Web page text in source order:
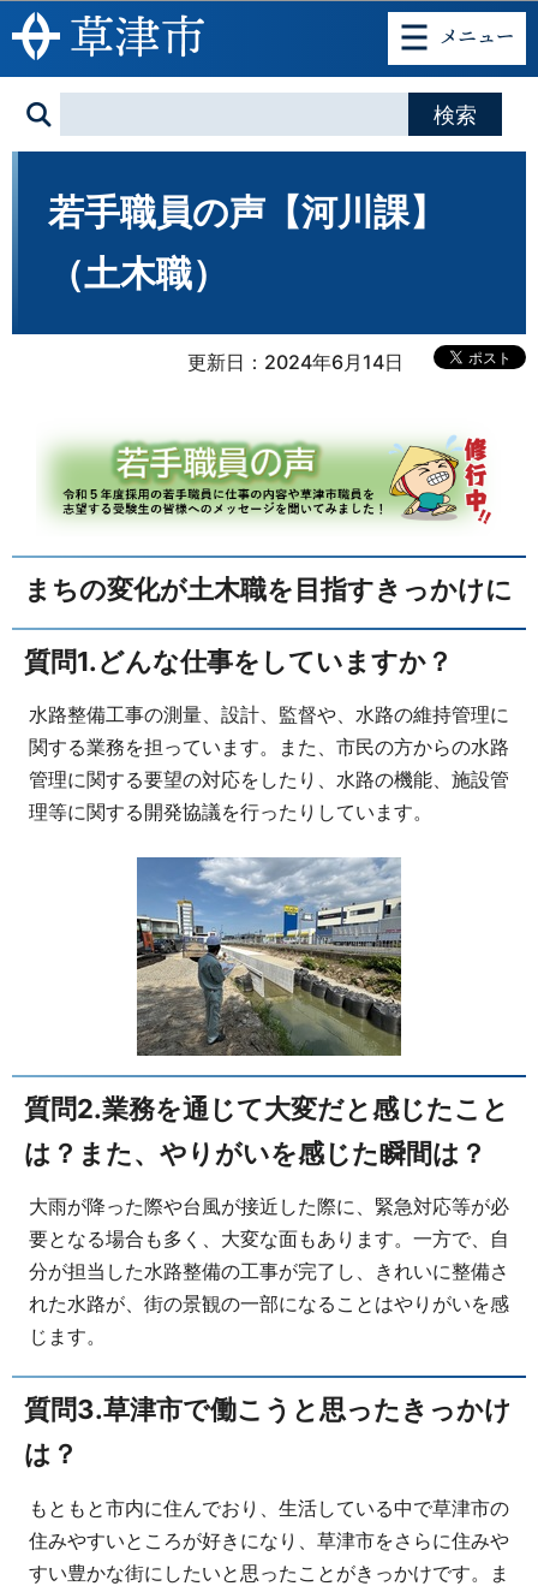
このページの本文へ移動
若手職員の声【河川課】
（土木職）
更新日：2024年6月14日
まちの変化が土木職を目指すきっかけに
質問1.どんな仕事をしていますか？
水路整備工事の測量、設計、監督や、水路の維持管理に
関する業務を担っています。また、市民の方からの水路
管理に関する要望の対応をしたり、水路の機能、施設管
理等に関する開発協議を行ったりしています。
質問2.業務を通じて大変だと感じたこと
は？また、やりがいを感じた瞬間は？
大雨が降った際や台風が接近した際に、緊急対応等が必
要となる場合も多く、大変な面もあります。一方で、自
分が担当した水路整備の工事が完了し、きれいに整備さ
れた水路が、街の景観の一部になることはやりがいを感
じます。
質問3.草津市で働こうと思ったきっかけ
は？
もともと市内に住んでおり、生活している中で草津市の
住みやすいところが好きになり、草津市をさらに住みや
すい豊かな街にしたいと思ったことがきっかけです。ま